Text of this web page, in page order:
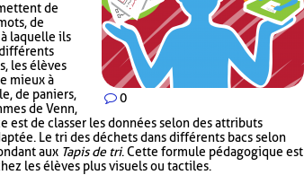
0
de
de
laquelle ils
les élèves
mieux à
de paniers,
de Venn,
est de classer les données selon des attributs
Le tri des déchets dans différents bacs selon
aux Tapis de tri. Cette formule pédagogique est
les élèves plus visuels ou tactiles.